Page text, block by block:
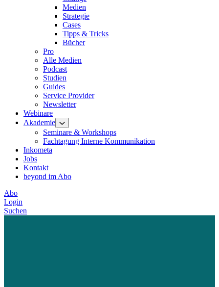
Medien
Strategie
Cases
Tipps & Tricks
Bücher
Pro
Alle Medien
Podcast
Studien
Guides
Service Provider
Newsletter
Webinare
Akademie
Seminare & Workshops
Fachtagung Interne Kommunikation
Inkometa
Jobs
Kontakt
beyond im Abo
Abo
Login
Suchen